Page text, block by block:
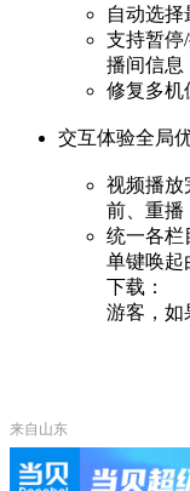
自动选
支持暂停
播间信息
修复多机
交互体验全局
视频播放
前、重播
统一各栏
单键唤起
下载：
游客，如
来自山东